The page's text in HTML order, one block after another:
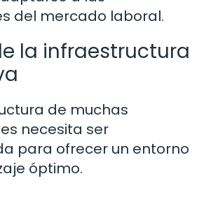
del mercado laboral.
la infraestructura
de muchas
necesita ser
para ofrecer un entorno
óptimo.